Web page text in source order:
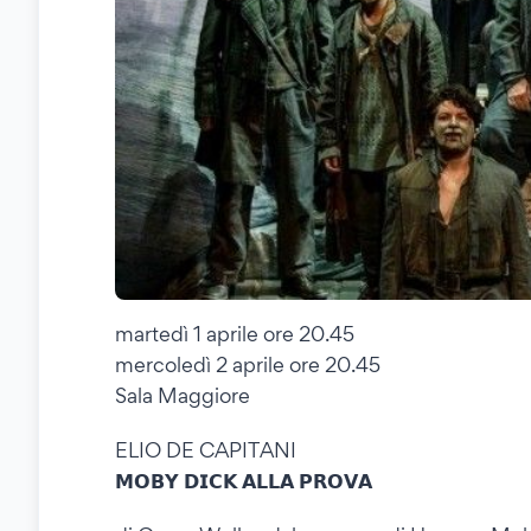
martedì 1 aprile ore 20.45
mercoledì 2 aprile ore 20.45
Sala Maggiore
ELIO DE CAPITANI
𝗠𝗢𝗕𝗬 𝗗𝗜𝗖𝗞 𝗔𝗟𝗟𝗔 𝗣𝗥𝗢𝗩𝗔